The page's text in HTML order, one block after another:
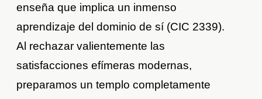
enseña que implica un inmenso
aprendizaje del dominio de sí (CIC 2339).
Al rechazar valientemente las
satisfacciones efímeras modernas,
preparamos un templo completamente